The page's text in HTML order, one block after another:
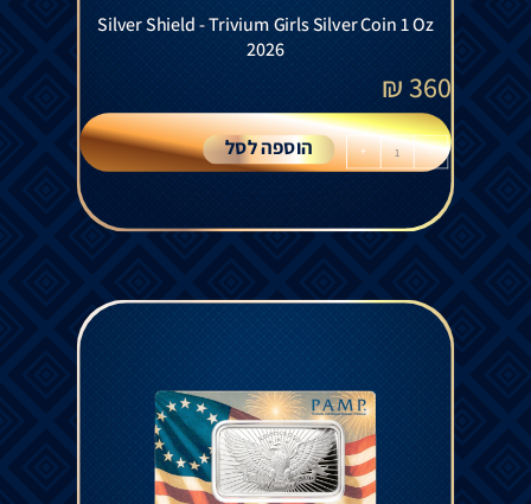
Silver Shield - Trivium Girls Silver Coin 1 Oz
2026
360
₪
-
+ הוספה לסל